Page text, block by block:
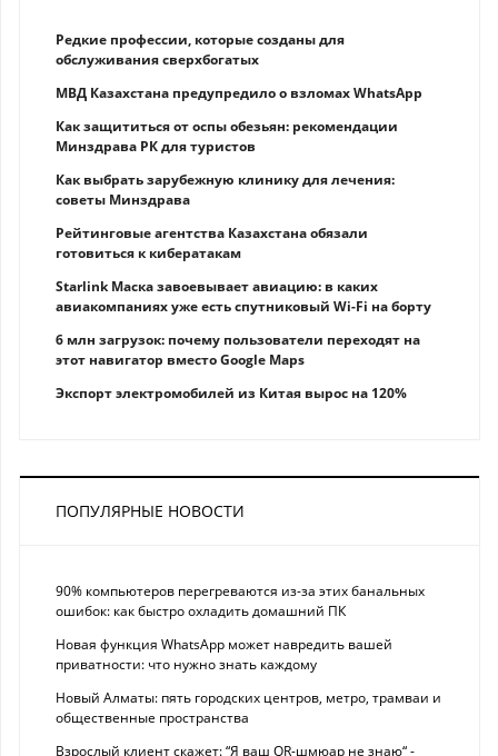
Редкие профессии, которые созданы для
обслуживания сверхбогатых
МВД Казахстана предупредило о взломах WhatsApp
Как защититься от оспы обезьян: рекомендации
Минздрава РК для туристов
Как выбрать зарубежную клинику для лечения:
советы Минздрава
Рейтинговые агентства Казахстана обязали
готовиться к кибератакам
Starlink Маска завоевывает авиацию: в каких
авиакомпаниях уже есть спутниковый Wi-Fi на борту
6 млн загрузок: почему пользователи переходят на
этот навигатор вместо Google Maps
Экспорт электромобилей из Китая вырос на 120%
ПОПУЛЯРНЫЕ НОВОСТИ
90% компьютеров перегреваются из-за этих банальных
ошибок: как быстро охладить домашний ПК
Новая функция WhatsApp может навредить вашей
приватности: что нужно знать каждому
Новый Алматы: пять городских центров, метро, трамваи и
общественные пространства
Взрослый клиент скажет: “Я ваш QR-шмюар не знаю“ -